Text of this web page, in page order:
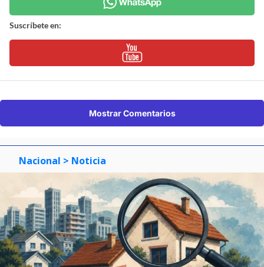
Suscríbete en:
Mostrar Comentarios
Nacional > Noticia